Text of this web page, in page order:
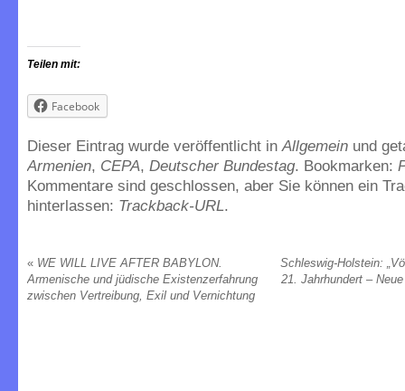
Teilen mit:
Facebook
Dieser Eintrag wurde veröffentlicht inAllgemein und
Armenien, CEPA, Deutscher Bundestag. Bookmarken:
Kommentare sind geschlossen, aber Sie können ein
hinterlassen: Trackback-URL.
« WE WILL LIVE AFTER BABYLON.
Armenische und jüdische Existenzerfahrung
zwischen Vertreibung, Exil und Vernichtung
Schleswig-Holstein:
21. Jahrhundert –